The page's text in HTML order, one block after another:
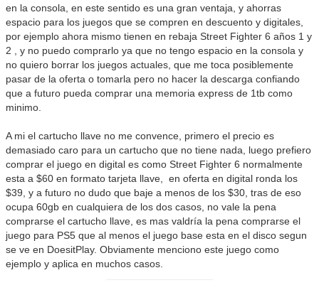
en la consola, en este sentido es una gran ventaja, y ahorras
espacio para los juegos que se compren en descuento y digitales,
por ejemplo ahora mismo tienen en rebaja Street Fighter 6 años 1 y
2 , y no puedo comprarlo ya que no tengo espacio en la consola y
no quiero borrar los juegos actuales, que me toca posiblemente
pasar de la oferta o tomarla pero no hacer la descarga confiando
que a futuro pueda comprar una memoria express de 1tb como
minimo.
A mi el cartucho llave no me convence, primero el precio es
demasiado caro para un cartucho que no tiene nada, luego prefiero
comprar el juego en digital es como Street Fighter 6 normalmente
esta a $60 en formato tarjeta llave, en oferta en digital ronda los
$39, y a futuro no dudo que baje a menos de los $30, tras de eso
ocupa 60gb en cualquiera de los dos casos, no vale la pena
comprarse el cartucho llave, es mas valdría la pena comprarse el
juego para PS5 que al menos el juego base esta en el disco segun
se ve en DoesitPlay. Obviamente menciono este juego como
ejemplo y aplica en muchos casos.